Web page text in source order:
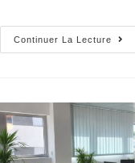
Continuer La Lecture